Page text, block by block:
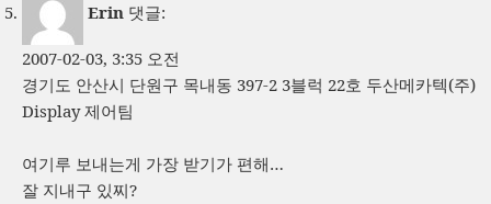
Erin 댓글:
2007-02-03, 3:35 오전
경기도 안산시 단원구 목내동 397-2 3블럭 22호 두산메카텍(주)
Display 제어팀
여기루 보내는게 가장 받기가 편해…
잘 지내구 있찌?